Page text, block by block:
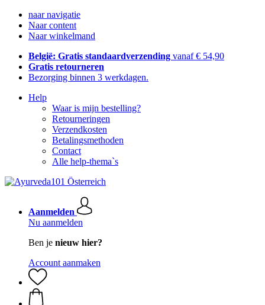
naar navigatie
Naar content
Naar winkelmand
België: Gratis standaardverzending vanaf € 54,90
Gratis retourneren
Bezorging binnen 3 werkdagen.
Help
Waar is mijn bestelling?
Retourneringen
Verzendkosten
Betalingsmethoden
Contact
Alle help-thema`s
Aanmelden
Nu aanmelden
Ben je nieuw hier?
Account aanmaken